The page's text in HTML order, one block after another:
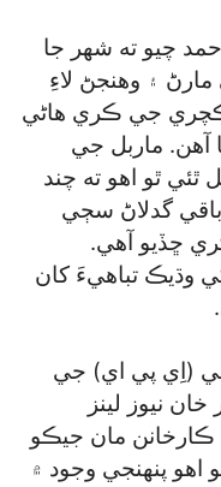
چيو ته شهر جا
۽ وهنجڻ لاءِ
ڪچري جي ڪري هاڻي
آهن. ماربل جي
ٿو اهو ته چند
گدلاڻ سڄي
ڇڏيو آهي.
تباهيءَ کان
(اِي پي اي) جي
نيوز لينز
ڪارخانن مان جيڪو
اهو پنهنجي وجود ۾